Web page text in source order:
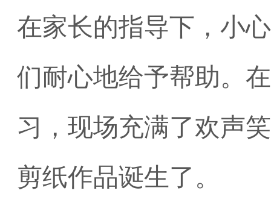
在家长的指导下，小
们耐心地给予帮助。
习，现场充满了欢声
剪纸作品诞生了。